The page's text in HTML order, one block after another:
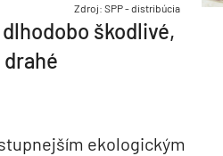
Zdroj: SPP - distribúcia
škodlivé,
drahé
ekologickým